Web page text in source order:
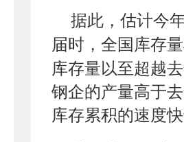
据此，估计今
届时，全国库存
库存量以至超越
钢企的产量高于
库存累积的速度